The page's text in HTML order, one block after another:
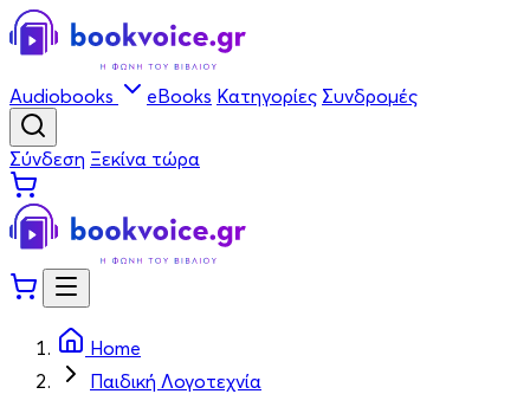
Audiobooks eBooks Κατηγορίες Συνδρομές
Σύνδεση Ξεκίνα τώρα
Home
Παιδική Λογοτεχνία